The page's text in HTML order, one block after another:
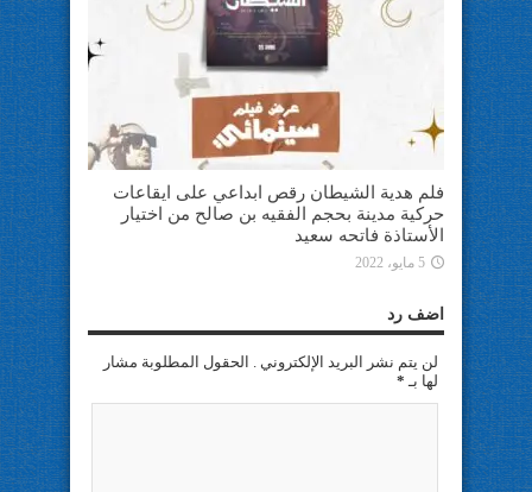
فلم هدية الشيطان رقص ابداعي على ايقاعات
حركية مدينة بحجم الفقيه بن صالح من اختيار
الأستاذة فاتحه سعيد
5 مايو، 2022
اضف رد
لن يتم نشر البريد الإلكتروني . الحقول المطلوبة مشار
لها بـ *